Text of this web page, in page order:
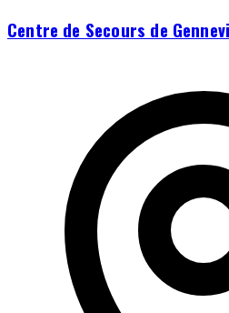
Centre de Secours de